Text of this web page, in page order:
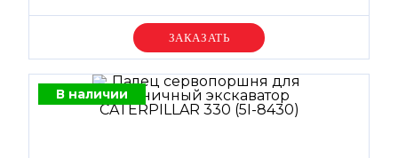
Уточняйте цену
В наличии